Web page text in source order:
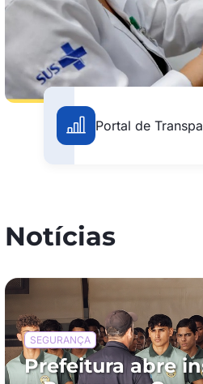
Portal de
Notícias
TRANSPORTE
Ônibus
SFI e Campos
com horários